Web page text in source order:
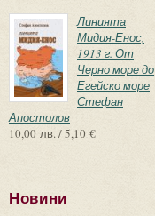
Линията
Мидия-Енос,
1913 г. От
Черно море до
Егейско море
Стефан
Апостолов
10,00 лв. / 5,10 €
Новини